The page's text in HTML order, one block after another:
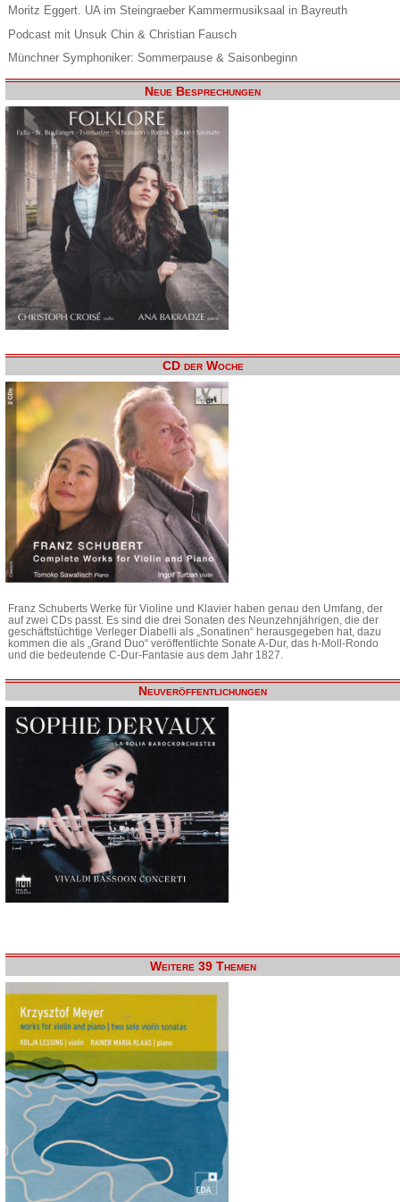
Moritz Eggert. UA im Steingraeber Kammermusiksaal in Bayreuth
Podcast mit Unsuk Chin & Christian Fausch
Münchner Symphoniker: Sommerpause & Saisonbeginn
Neue Besprechungen
CD der Woche
Franz Schuberts Werke für Violine und Klavier haben genau den Umfang, der
auf zwei CDs passt. Es sind die drei Sonaten des Neunzehnjährigen, die der
geschäftstüchtige Verleger Diabelli als „Sonatinen“ herausgegeben hat, dazu
kommen die als „Grand Duo“ veröffentlichte Sonate A-Dur, das h-Moll-Rondo
und die bedeutende C-Dur-Fantasie aus dem Jahr 1827.
Neuveröffentlichungen
Weitere 39 Themen